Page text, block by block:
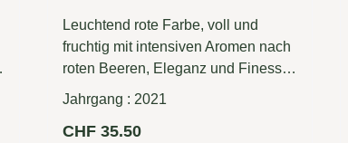
Leuchtend rote Farbe, voll und
fruchtig mit intensiven Aromen nach
roten Beeren, Eleganz und Finesse
sind die Charakteristiken dieses
Rotweins. Weich im Abgang, ein
klassischer Sangiovese.
Jahrgang : 2021
Regulärer Preis:
CHF 35.50